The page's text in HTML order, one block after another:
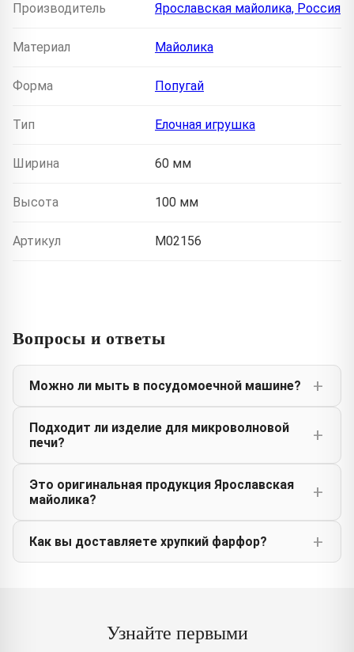
Производитель Ярославская майолика, Россия
Материал Майолика
Форма Попугай
Тип Елочная игрушка
Ширина 60 мм
Высота 100 мм
Артикул M02156
Вопросы и ответы
Можно ли мыть в посудомоечной машине?
Подходит ли изделие для микроволновой
печи?
Это оригинальная продукция Ярославская
майолика?
Как вы доставляете хрупкий фарфор?
Узнайте первыми